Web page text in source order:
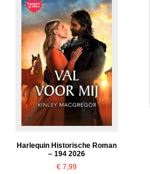
Harlequin Historische Roman
– 194 2026
€ 7,99